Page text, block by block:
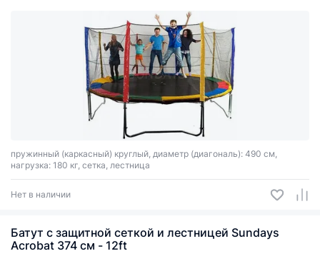
пружинный (каркасный) круглый, диаметр (диагональ): 490 см,
нагрузка: 180 кг, сетка, лестница
Нет в наличии
Батут с защитной сеткой и лестницей Sundays
Acrobat 374 см - 12ft